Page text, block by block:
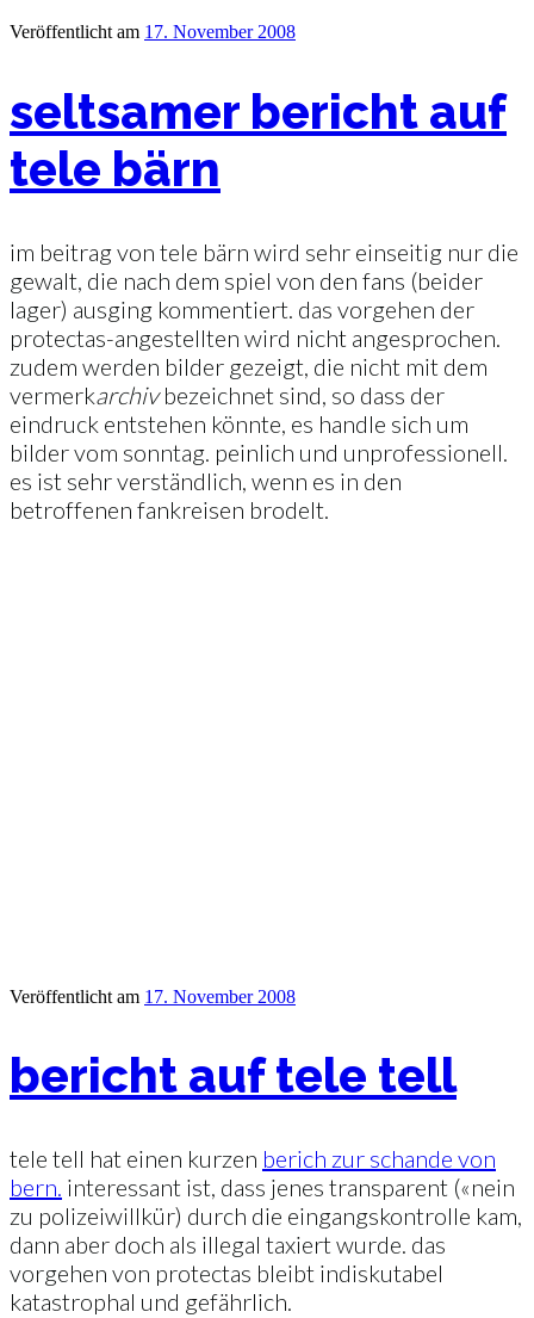
Veröffentlicht am 17. November 2008
seltsamer bericht auf
tele bärn
im beitrag von tele bärn wird sehr einseitig nur die
gewalt, die nach dem spiel von den fans (beider
lager) ausging kommentiert. das vorgehen der
protectas-angestellten wird nicht angesprochen.
zudem werden bilder gezeigt, die nicht mit dem
vermerkarchivbezeichnet sind, so dass der
eindruck entstehen könnte, es handle sich um
bilder vom sonntag. peinlich und unprofessionell.
es ist sehr verständlich, wenn es in den
betroffenen fankreisen brodelt.
Veröffentlicht am 17. November 2008
bericht auf tele tell
tele tell hat einen kurzen berich zur schande von
bern. interessant ist, dass jenes transparent («nein
zu polizeiwillkür) durch die eingangskontrolle kam,
dann aber doch als illegal taxiert wurde. das
vorgehen von protectas bleibt indiskutabel
katastrophal und gefährlich.